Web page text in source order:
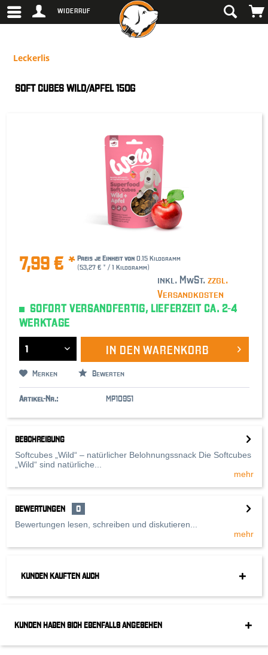
WIDERRUF
Leckerlis
SOFT CUBES WILD/APFEL 150G
7,99 € * Preis je Einheit von 0.15 Kilogramm
(53,27 € * / 1 Kilogramm)
inkl. MwSt.zzgl.
Versandkosten
SOFORT VERSANDFERTIG, LIEFERZEIT CA. 2-4
WERKTAGE
IN DEN WARENKORB
Merken Bewerten
Artikel-Nr.: MP10951
BESCHREIBUNG
Softcubes „Wild“ – natürlicher Belohnungssnack Die Softcubes
„Wild“ sind natürliche...
mehr
BEWERTUNGEN
0
Bewertungen lesen, schreiben und diskutieren...
mehr
KUNDEN KAUFTEN AUCH
KUNDEN HABEN SICH EBENFALLS ANGESEHEN